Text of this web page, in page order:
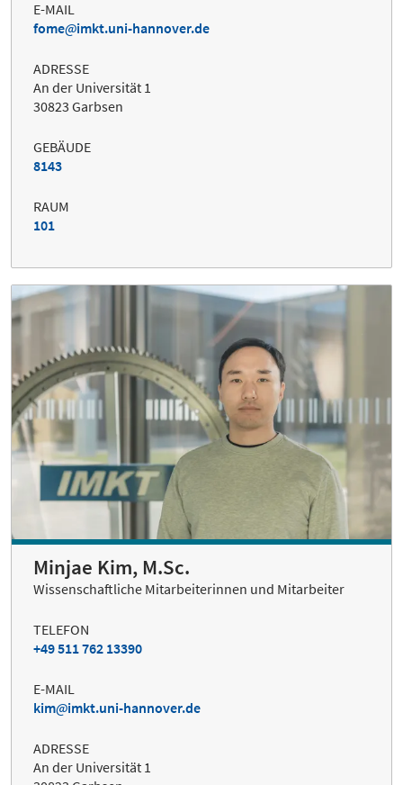
E-MAIL
fome
imkt.uni-hannover.de
ADRESSE
An der Universität 1
30823 Garbsen
GEBÄUDE
8143
RAUM
101
Minjae Kim, M.Sc.
Wissenschaftliche Mitarbeiterinnen und Mitarbeiter
TELEFON
+49 511 762 13390
E-MAIL
kim
imkt.uni-hannover.de
ADRESSE
An der Universität 1